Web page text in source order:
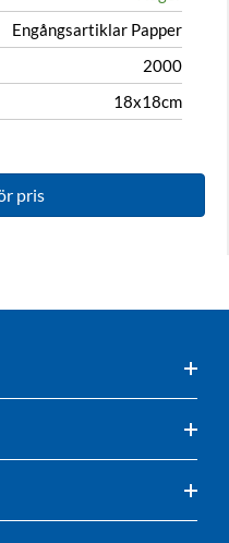
Engångsartiklar Papper
2000
18x18cm
pris